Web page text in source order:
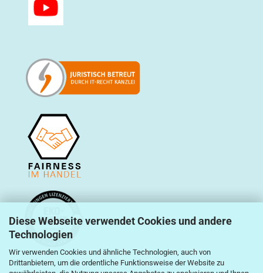
Diese Webseite verwendet Cookies und andere
Technologien
Wir verwenden Cookies und ähnliche Technologien, auch von
Drittanbietern, um die ordentliche Funktionsweise der Website zu